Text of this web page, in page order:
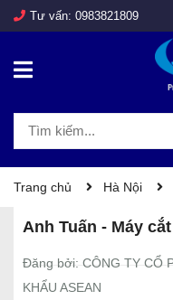
Tư vấn: 0983821809
Trang chủ Hà Nội
Anh Tuấn - Máy
Đăng bởi: CÔNG TY CỔ
KHẨU ASEAN